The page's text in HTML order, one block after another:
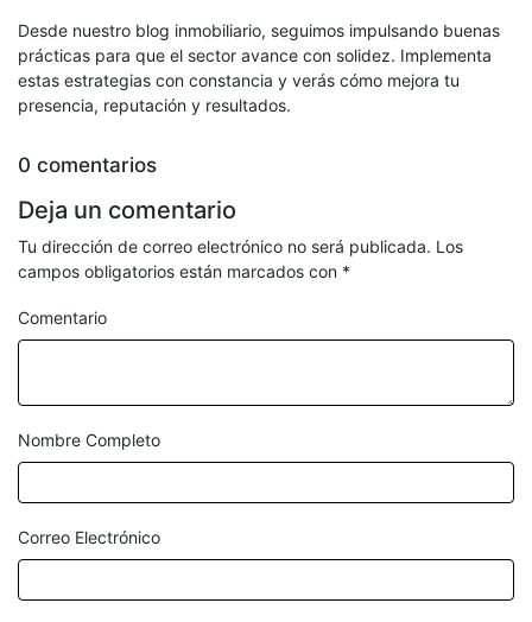
Desde nuestro blog inmobiliario, seguimos impulsando buenas
prácticas para que el sector avance con solidez. Implementa
estas estrategias con constancia y verás cómo mejora tu
presencia, reputación y resultados.
0 comentarios
Deja un comentario
Tu dirección de correo electrónico no será publicada. Los
campos obligatorios están marcados con *
Comentario
Nombre Completo
Correo Electrónico